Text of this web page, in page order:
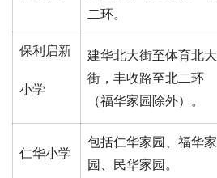
二环。
保利启新
小学
建华北大街至体育北大
街，丰收路至北二环
（福华家园除外）。
仁华小学
包括仁华家园、福华家
园、民华家园。